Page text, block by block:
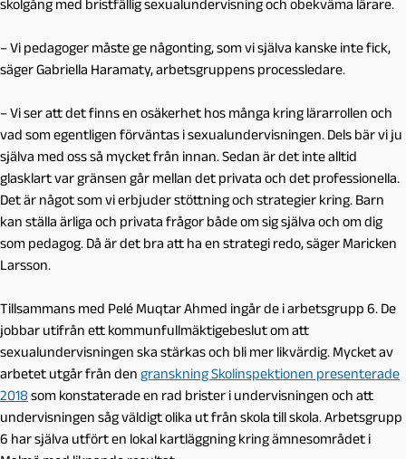
skolgång med bristfällig sexualundervisning och obekväma lärare.
– Vi pedagoger måste ge någonting, som vi själva kanske inte fick,
säger Gabriella Haramaty, arbetsgruppens processledare.
– Vi ser att det finns en osäkerhet hos många kring lärarrollen och
vad som egentligen förväntas i sexualundervisningen. Dels bär vi ju
själva med oss så mycket från innan. Sedan är det inte alltid
glasklart var gränsen går mellan det privata och det professionella.
Det är något som vi erbjuder stöttning och strategier kring. Barn
kan ställa ärliga och privata frågor både om sig själva och om dig
som pedagog. Då är det bra att ha en strategi redo, säger Maricken
Larsson.
Tillsammans med Pelé Muqtar Ahmed ingår de i arbetsgrupp 6. De
jobbar utifrån ett kommunfullmäktigebeslut om att
sexualundervisningen ska stärkas och bli mer likvärdig. Mycket av
arbetet utgår från den granskning Skolinspektionen presenterade
2018som konstaterade en rad brister i undervisningen och att
undervisningen såg väldigt olika ut från skola till skola. Arbetsgrupp
6 har själva utfört en lokal kartläggning kring ämnesområdet i